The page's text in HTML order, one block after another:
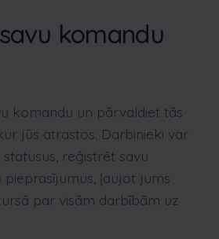
komandu
komandu un pārvaldiet tās
jūs atrastos. Darbinieki var
reģistrēt savu
ļaujot jums
par visām darbībām uz